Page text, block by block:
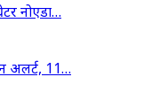
नोएडा…
अलर्ट, 11…